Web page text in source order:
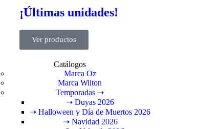
¡Últimas unidades!
Ver productos
Catálogos
Marca Oz
Marca Wilton
Temporadas ➝
➝ Duyas 2026
➝ Halloween y Día de Muertos 2026
➝ Navidad 2026